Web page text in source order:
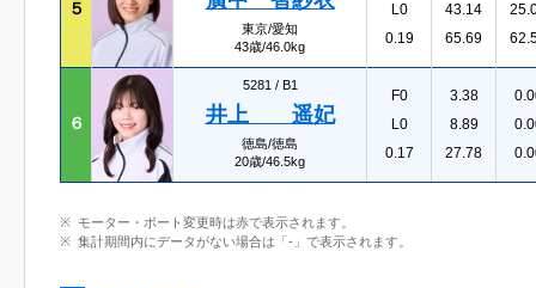
５
東京/愛知
43歳/46.0kg
L0
0.19
43.14
65.69
６
5281 / B1
井上 遥妃
徳島/徳島
20歳/46.5kg
F0
L0
0.17
3.38
8.89
27.78
モーター・ボート変更時は赤で表示されます。
集計期間内にデータがない場合は「-」で表示されます。